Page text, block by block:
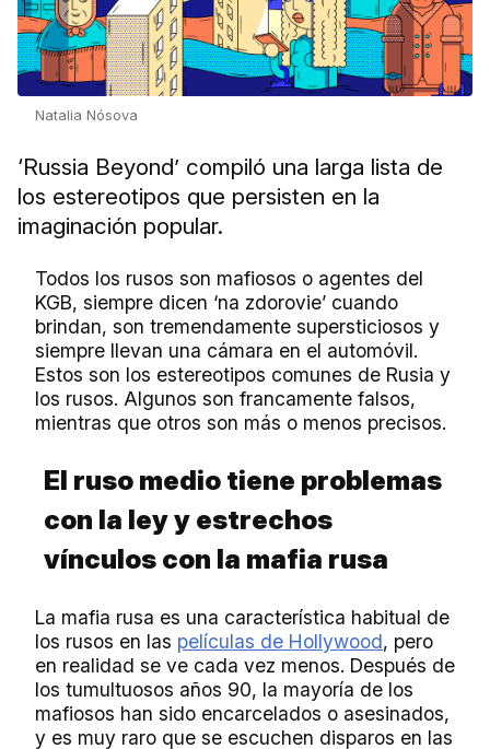
Natalia Nósova
‘Russia Beyond’ compiló una larga lista de
los estereotipos que persisten en la
imaginación popular.
Todos los rusos son mafiosos o agentes del
KGB, siempre dicen ‘na zdorovie’ cuando
brindan, son tremendamente supersticiosos y
siempre llevan una cámara en el automóvil.
Estos son los estereotipos comunes de Rusia y
los rusos. Algunos son francamente falsos,
mientras que otros son más o menos precisos.
El ruso medio tiene problemas
con la ley y estrechos
vínculos con la mafia rusa
La mafia rusa es una característica habitual de
los rusos en las películas de Hollywood, pero
en realidad se ve cada vez menos. Después de
los tumultuosos años 90, la mayoría de los
mafiosos han sido encarcelados o asesinados,
y es muy raro que se escuchen disparos en las